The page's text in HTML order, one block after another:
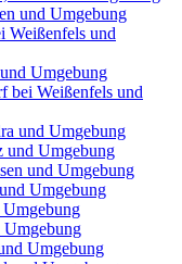
und Umgebung
Weißenfels und
Umgebung
bei Weißenfels und
und Umgebung
und Umgebung
und Umgebung
Umgebung
Umgebung